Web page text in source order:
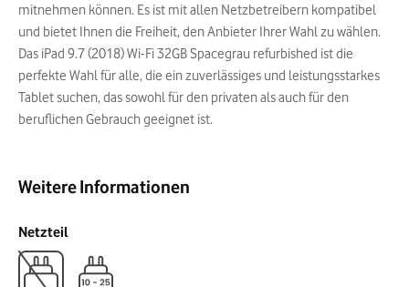
mitnehmen können. Es ist mit allen Netzbetreibern kompatibel
und bietet Ihnen die Freiheit, den Anbieter Ihrer Wahl zu wählen.
Das iPad 9.7 (2018) Wi-Fi 32GB Spacegrau refurbished ist die
perfekte Wahl für alle, die ein zuverlässiges und leistungsstarkes
Tablet suchen, das sowohl für den privaten als auch für den
beruflichen Gebrauch geeignet ist.
Weitere Informationen
Netzteil